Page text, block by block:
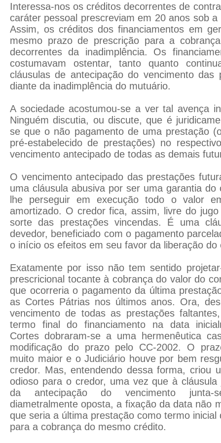
Interessa-nos os créditos decorrentes de
caráter pessoal prescreviam em 20 anos sob
Assim, os créditos dos financiamentos em
mesmo prazo de prescrição para a
decorrentes da inadimplência. Os
costumavam ostentar, tanto quanto
cláusulas de antecipação do vencimento das
diante da inadimplência do mutuário.
A sociedade acostumou-se a ver tal avença
Ninguém discutia, ou discute, que é
se que o não pagamento de uma prestação
pré-estabelecido de prestações) no
vencimento antecipado de todas as demais
O vencimento antecipado das prestações
uma cláusula abusiva por ser uma garantia do
lhe perseguir em execução todo o valor
amortizado. O credor fica, assim, livre do
sorte das prestações vincendas. É uma
devedor, beneficiado com o pagamento
o início os efeitos em seu favor da liberação
Exatamente por isso não tem sentido
prescricional tocante à cobrança do valor do
que ocorreria o pagamento da última
as Cortes Pátrias nos últimos anos. Ora,
vencimento de todas as prestações
termo final do financiamento na data
Cortes dobraram-se a uma hermenêutica
modificação do prazo pelo CC-2002. O
muito maior e o Judiciário houve por bem
credor. Mas, entendendo dessa forma, criou
odioso para o credor, uma vez que à
da antecipação do vencimento junta-
diametralmente oposta, a fixação da data não
que seria a última prestação como termo inicial
para a cobrança do mesmo crédito.